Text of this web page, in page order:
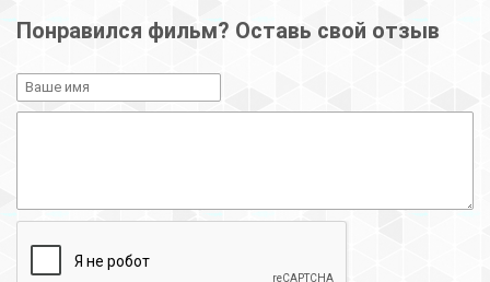
Понравился фильм? Оставь свой отзыв